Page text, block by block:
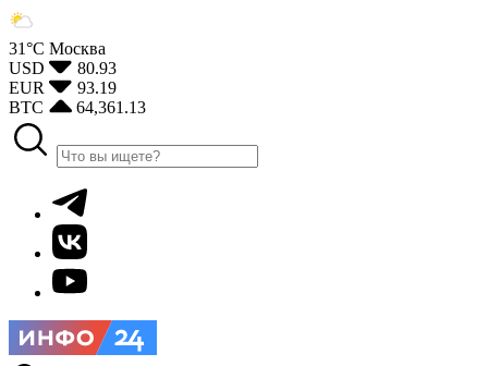
31°С Москва
USD
80.93
EUR
93.19
BTC
64,361.13